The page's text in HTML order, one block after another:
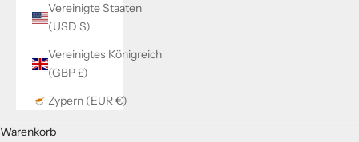
Vereinigte Staaten
(USD $)
Vereinigtes Königreich
(GBP £)
Zypern (EUR €)
Warenkorb